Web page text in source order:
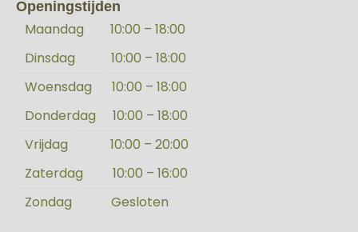
Openingstijden
Maandag
10:00 – 18:00
Dinsdag
10:00 – 18:00
Woensdag
10:00 – 18:00
Donderdag
10:00 – 18:00
Vrijdag
10:00 – 20:00
Zaterdag
10:00 – 16:00
Zondag
Gesloten